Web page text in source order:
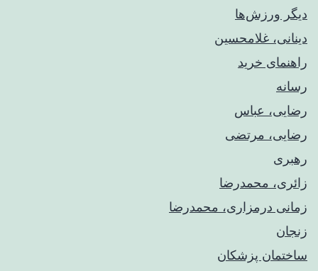
دیگر ورزش‌ها
دینانی، غلامحسین
راهنمای خريد
رسانه
رضایی، عباس
رضایی، مرتضی
رهبری
زائری، محمدرضا
زمانی درمزاری، محمدرضا
زنجان
ساختمان پزشکان